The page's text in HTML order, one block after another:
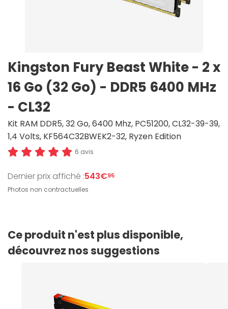
Kingston Fury Beast White - 2 x
16 Go (32 Go) - DDR5 6400 MHz
- CL32
Kit RAM DDR5, 32 Go, 6400 Mhz, PC51200, CL32-39-39,
1,4 Volts, KF564C32BWEK2-32, Ryzen Edition
6 avis
Dernier prix affiché :543€95
Photos non contractuelles
Ce produit n'est plus disponible,
découvrez nos suggestions